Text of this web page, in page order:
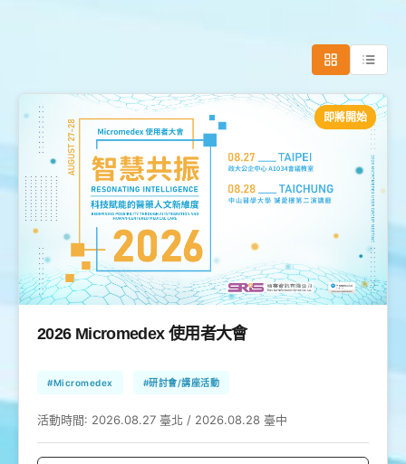
即將開始
2026 Micromedex 使用者大會
#Micromedex #研討會/講座活動
活動時間: 2026.08.27 臺北 / 2026.08.28 臺中